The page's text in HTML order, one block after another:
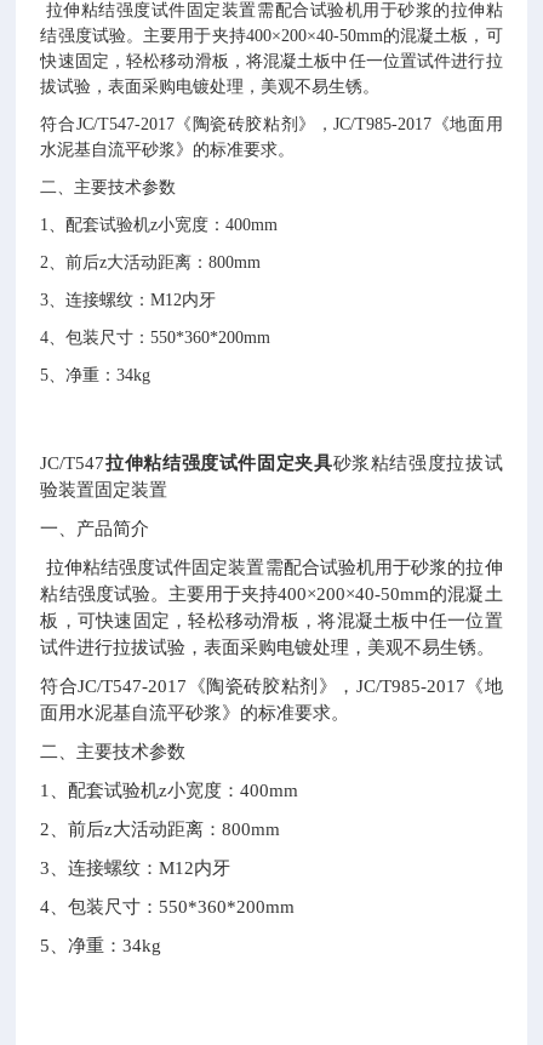
拉伸粘结强度试件固定装置需配合试验机用于砂浆的拉伸粘
结强度试验。主要用于夹持400×200×40-50mm的混凝土板，可
快速固定，轻松移动滑板，将混凝土板中任一位置试件进行拉
拔试验，表面采购电镀处理，美观不易生锈。
符合JC/T547-2017《陶瓷砖胶粘剂》，JC/T985-2017《地面用
水泥基自流平砂浆》的标准要求。
二、主要技术参数
1、配套试验机z小宽度：400mm
2、前后z大活动距离：800mm
3、连接螺纹：M12内牙
4、包装尺寸：550*360*200mm
5、净重：34kg
JC/T547拉伸粘结强度试件固定夹具砂浆粘结强度拉拔试
验装置固定装置
一、产品简介
拉伸粘结强度试件固定装置需配合试验机用于砂浆的拉伸
粘结强度试验。主要用于夹持400×200×40-50mm的混凝土
板，可快速固定，轻松移动滑板，将混凝土板中任一位置
试件进行拉拔试验，表面采购电镀处理，美观不易生锈。
符合JC/T547-2017《陶瓷砖胶粘剂》，JC/T985-2017《地
面用水泥基自流平砂浆》的标准要求。
二、主要技术参数
1、配套试验机z小宽度：400mm
2、前后z大活动距离：800mm
3、连接螺纹：M12内牙
4、包装尺寸：550*360*200mm
5、净重：34kg